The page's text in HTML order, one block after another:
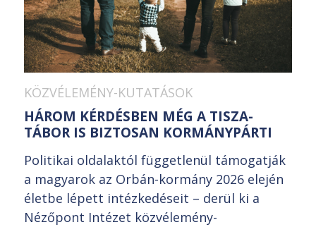
KÖZVÉLEMÉNY-KUTATÁSOK
HÁROM KÉRDÉSBEN MÉG A TISZA-
TÁBOR IS BIZTOSAN KORMÁNYPÁRTI
Politikai oldalaktól függetlenül támogatják
a magyarok az Orbán-kormány 2026 elején
életbe lépett intézkedéseit – derül ki a
Nézőpont Intézet közvélemény-